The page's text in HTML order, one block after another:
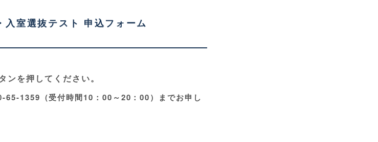
入室選抜テスト 申込フォーム
ンを押してください。
65-1359（受付時間10：00～20：00）までお申し